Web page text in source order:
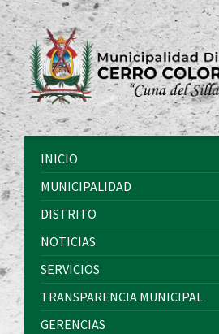
INICIO
MUNICIPALIDAD
DISTRITO
NOTICIAS
SERVICIOS
TRANSPARENCIA MUNICIPAL
GERENCIAS